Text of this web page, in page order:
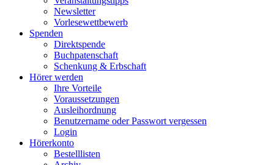
Newsletter
Vorlesewettbewerb
Spenden
Direktspende
Buchpatenschaft
Schenkung & Erbschaft
Hörer werden
Ihre Vorteile
Voraussetzungen
Ausleihordnung
Benutzername oder Passwort vergessen
Login
Hörerkonto
Bestelllisten